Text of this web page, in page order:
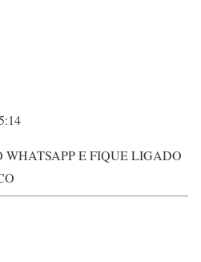
E FIQUE LIGADO